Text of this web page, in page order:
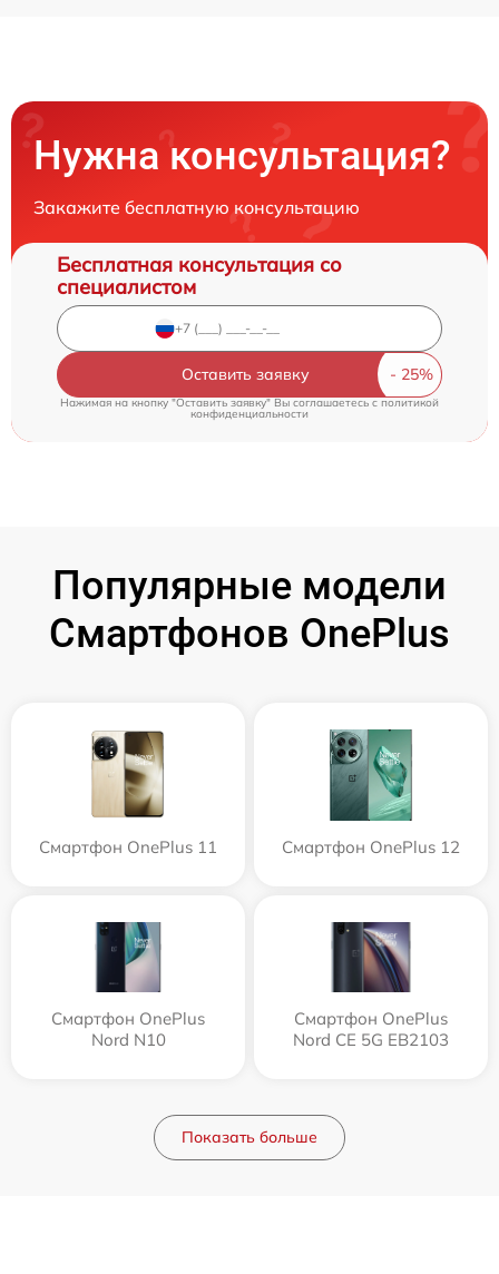
Нужна консультация?
Закажите бесплатную консультацию
Бесплатная консультация со
специалистом
Оставить заявку
Нажимая на кнопку "Оставить заявку" Вы соглашаетесь cполитикой
конфиденциальности
Популярные модели
Смартфонов OnePlus
Смартфон OnePlus 11 Смартфон OnePlus 12
Смартфон OnePlus
Nord N10
Смартфон OnePlus
Nord CE 5G EB2103
Показать больше